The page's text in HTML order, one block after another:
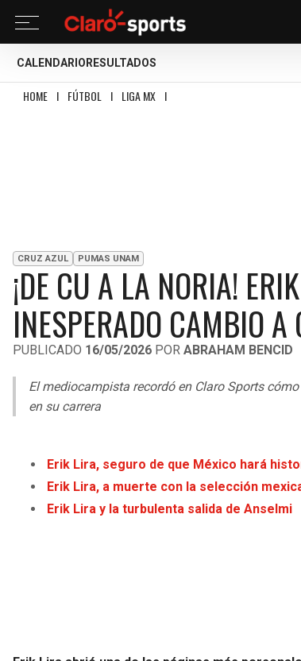
CALENDARIO RESULTADOS
HOME I FÚTBOL I LIGA MX I
CRUZ AZUL PUMAS UNAM
¡DE CU A LA NORIA!
INESPERADO CAMBIO A
PUBLICADO 16/05/2026 POR ABRAHAM BENCID
El mediocampista recordó en Claro Sports
en su carrera
Erik Lira, seguro de que México hará
Erik Lira, a muerte con la selección
Erik Lira y la turbulenta salida de Anselmi